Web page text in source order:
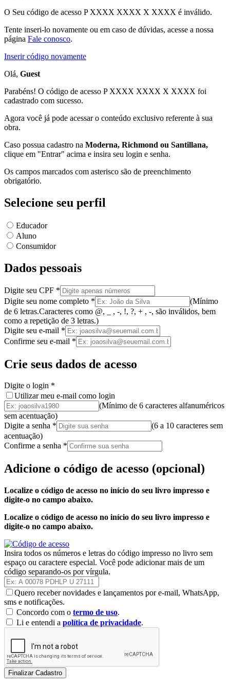
O Seu código de acesso P XXXX XXXX X XXXX é inválido.
Tente inseri-lo novamente ou em caso de dúvidas, acesse a nossa
página Fale conosco.
Inserir código novamente
Olá, Guest
Parabéns! O código de acesso P XXXX XXXX X XXXX foi
cadastrado com sucesso.
Agora você já pode acessar o conteúdo exclusivo referente à sua
obra.
Caso possua cadastro na Moderna, Richmond ou Santillana,
clique em "Entrar" acima e insira seu login e senha.
Os campos marcados com asterisco são de preenchimento
obrigatório.
Selecione seu perfil
Educador
Aluno
Consumidor
Dados pessoais
Digite seu CPF *
Digite seu nome completo * (Mínimo
de 6 letras.Caracteres como @, _ , -, !, ?, + , -, são inválidos, bem
como a repetição de 3 letras.)
Digite seu e-mail *
Confirme seu e-mail *
Crie seus dados de acesso
Digite o login *
Utilizar meu e-mail como login
(Mínimo de 6 caracteres alfanuméricos
sem acentuação)
Digite a senha * (6 a 10 caracteres sem
acentuação)
Confirme a senha *
Adicione o código de acesso (opcional)
Localize o código de acesso no início do seu livro impresso e
digite-o no campo abaixo.
Localize o código de acesso no início do seu livro impresso e
digite-o no campo abaixo.
Insira todos os números e letras do código impresso no livro sem
espaço ou caractere especial. Você pode adicionar mais de um
código separando-os por vírgula.
Quero receber novidades e lançamentos por e-mail, WhatsApp,
sms e notificações.
Concordo com o termo de uso.
Li e entendi a política de privacidade.